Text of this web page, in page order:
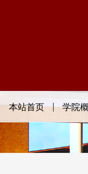
本站首页 学院